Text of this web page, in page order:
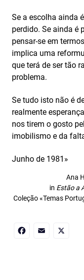
Se a escolha ainda
perdido. Se ainda é
pensar-se em
implica uma
que terá de ser tão
problema.
Se tudo isto não é
realmente
nos tirem o gosto
imobilismo e da
Junho de 1981»
Ana
in Estão a
Coleção «Temas